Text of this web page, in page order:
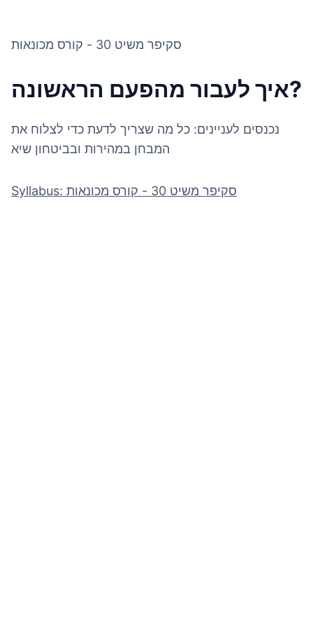
סקיפר משיט 30 - קורס מכונאות
איך לעבור מהפעם הראשונה?
נכנסים לעניינים: כל מה שצריך לדעת כדי לצלוח את
המבחן במהירות ובביטחון שיא
Syllabus: סקיפר משיט 30 - קורס מכונאות